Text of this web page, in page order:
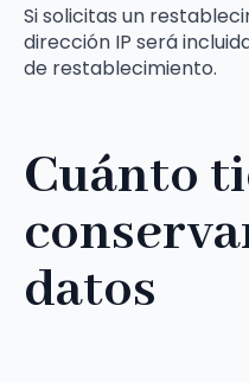
Si solicitas un
dirección IP será
de restablecimiento.
Cuánto
datos